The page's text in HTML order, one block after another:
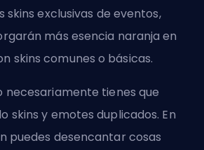
skins exclusivas de eventos,
más esencia naranja en
skins comunes o básicas.
necesariamente tienes que
skins y emotes duplicados. En
puedes desencantar cosas